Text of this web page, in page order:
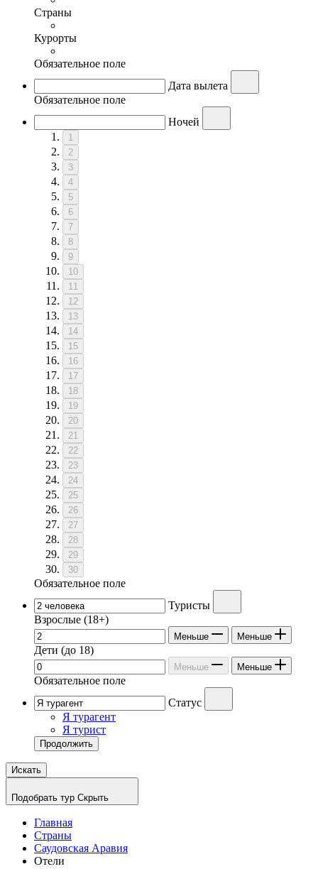
Страны
Курорты
Обязательное поле
Дата вылета
Обязательное поле
Ночей
1
2
3
4
5
6
7
8
9
10
11
12
13
14
15
16
17
18
19
20
21
22
23
24
25
26
27
28
29
30
Обязательное поле
Туристы
Взрослые (18+)
Меньше Меньше
Дети (до 18)
Меньше Меньше
Обязательное поле
Статус
Я турагент
Я турист
Продолжить
Искать
Подобрать тур Скрыть
Главная
Страны
Саудовская Аравия
Отели